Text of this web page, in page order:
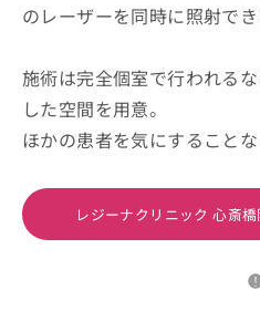
のレーザーを同時に照射でき
施術は完全個室で行われる
した空間を用意。
ほかの患者を気にすること
レジーナクリニック 心斎